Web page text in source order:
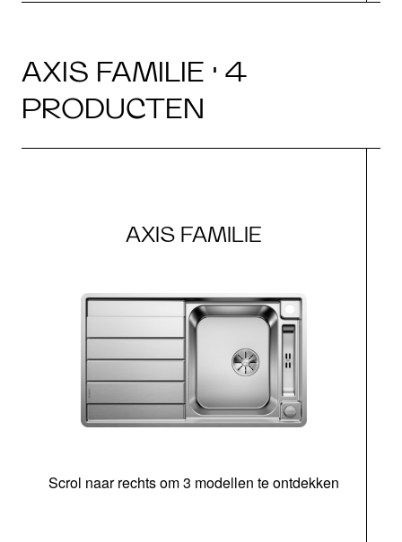
AXIS FAMILIE · 4
PRODUCTEN
AXIS FAMILIE
Scrol naar rechts om 3 modellen te ontdekken